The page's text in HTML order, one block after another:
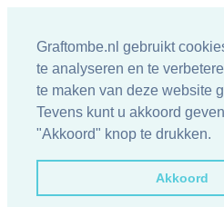
Graftombe.nl gebruikt
te analyseren en te
te maken van deze website
Tevens kunt u akkoord
"Akkoord" knop te drukken.
Akkoord